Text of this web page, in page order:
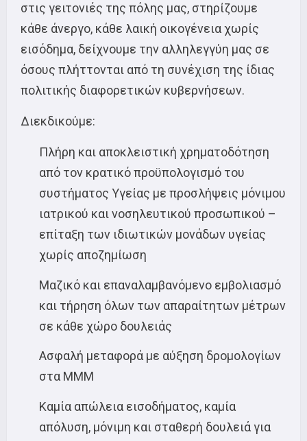
στις γειτονιές της πόλης μας, στηρίζουμε
κάθε άνεργο, κάθε λαική οικογένεια χωρίς
εισόδημα, δείχνουμε την αλληλεγγύη μας σε
όσους πλήττονται από τη συνέχιση της ίδιας
πολιτικής διαφορετικών κυβερνήσεων.
Διεκδικούμε:
Πλήρη και αποκλειστική χρηματοδότηση
από τον κρατικό προϋπολογισμό του
συστήματος Υγείας με προσλήψεις μόνιμου
ιατρικού και νοσηλευτικού προσωπικού –
επίταξη των ιδιωτικών μονάδων υγείας
χωρίς αποζημίωση
Μαζικό και επαναλαμβανόμενο εμβολιασμό
και τήρηση όλων των απαραίτητων μέτρων
σε κάθε χώρο δουλειάς
Ασφαλή μεταφορά με αύξηση δρομολογίων
στα ΜΜΜ
Καμία απώλεια εισοδήματος, καμία
απόλυση, μόνιμη και σταθερή δουλειά για